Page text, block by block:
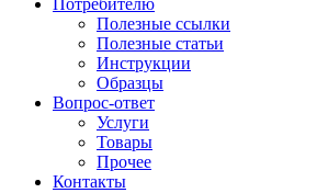
Потребителю
Полезные ссылки
Полезные статьи
Инструкции
Образцы
Вопрос-ответ
Услуги
Товары
Прочее
Контакты